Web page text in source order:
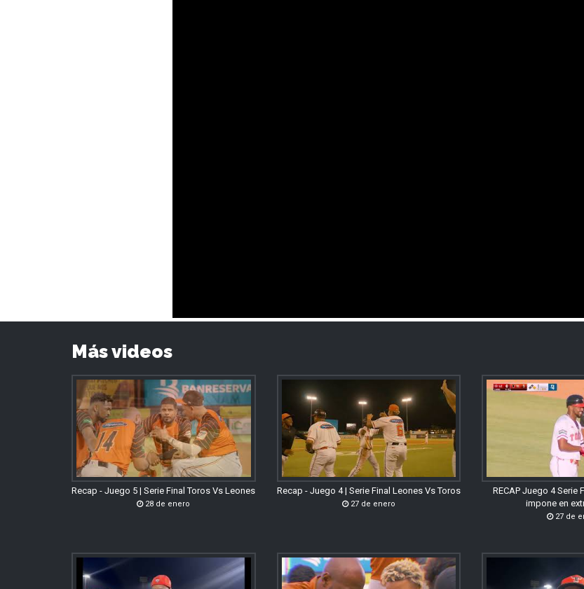
Más videos
Recap - Juego 5 | Serie Final Toros Vs Leones
28 de enero
Recap - Juego 4 | Serie Final Leones Vs Toros
27 de enero
RECAP Juego 4 Serie
impone en
27 de